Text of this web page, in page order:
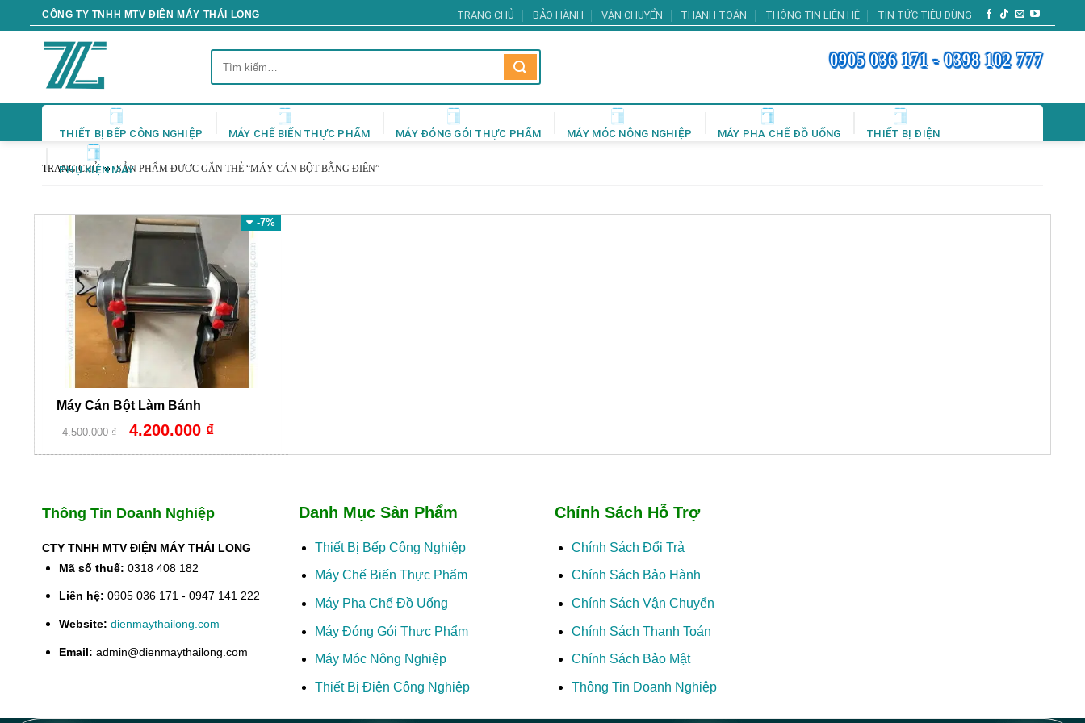
to
CÔNG TY TNHH MTV ĐIỆN MÁY THÁI LONG TRANG CHỦ BẢO HÀNH VẬN CHUYỂN THANH TOÁN THÔNG TIN LIÊN HỆ TIN TỨC TIÊU DÙNG
0905 036 171 - 0398 102 777
THIẾT BỊ BẾP CÔNG NGHIỆP MÁY CHẾ BIẾN THỰC PHẨM MÁY ĐÓNG GÓI THỰC PHẨM MÁY MÓC NÔNG NGHIỆP MÁY PHA CHẾ ĐỒ UỐNG THIẾT BỊ ĐIỆN
PHỤ KIỆN MÁY
TRANG CHỦ SẢN PHẨM ĐƯỢC GẮN THẺ “MÁY CÁN BỘT BẰNG ĐIỆN”
-7%
Máy Cán Bột Làm Bánh
4.500.000₫
Giá
gốc
4.200.000 ₫Giá
hiện
Thông Tin Doanh Nghiệp
CTY TNHH MTV ĐIỆN MÁY THÁI LONG
Mã số thuế: 0318 408 182
Liên hệ: 0905 036 171 - 0947 141 222
Website: dienmaythailong.com
Email: admin@dienmaythailong.com
Danh Mục Sản Phẩm
Thiết Bị Bếp Công Nghiệp
Máy Chế Biến Thực Phẩm
Máy Pha Chế Đồ Uống
Máy Đóng Gói Thực Phẩm
Máy Móc Nông Nghiệp
Thiết Bị Điện Công Nghiệp
Chính Sách Hỗ Trợ
Chính Sách Đổi Trả
Chính Sách Bảo Hành
Chính Sách Vận Chuyển
Chính Sách Thanh Toán
Chính Sách Bảo Mật
Thông Tin Doanh Nghiệp